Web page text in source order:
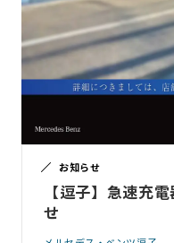
お知らせ
【逗子】急速充
せ